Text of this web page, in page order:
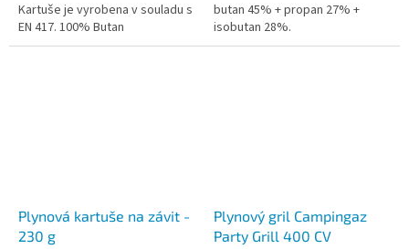
Kartuše je vyrobena v souladu s
EN 417. 100% Butan
butan 45% + propan 27% +
isobutan 28%.
Plynová kartuše na závit -
230 g
Plynový gril Campingaz
Party Grill 400 CV